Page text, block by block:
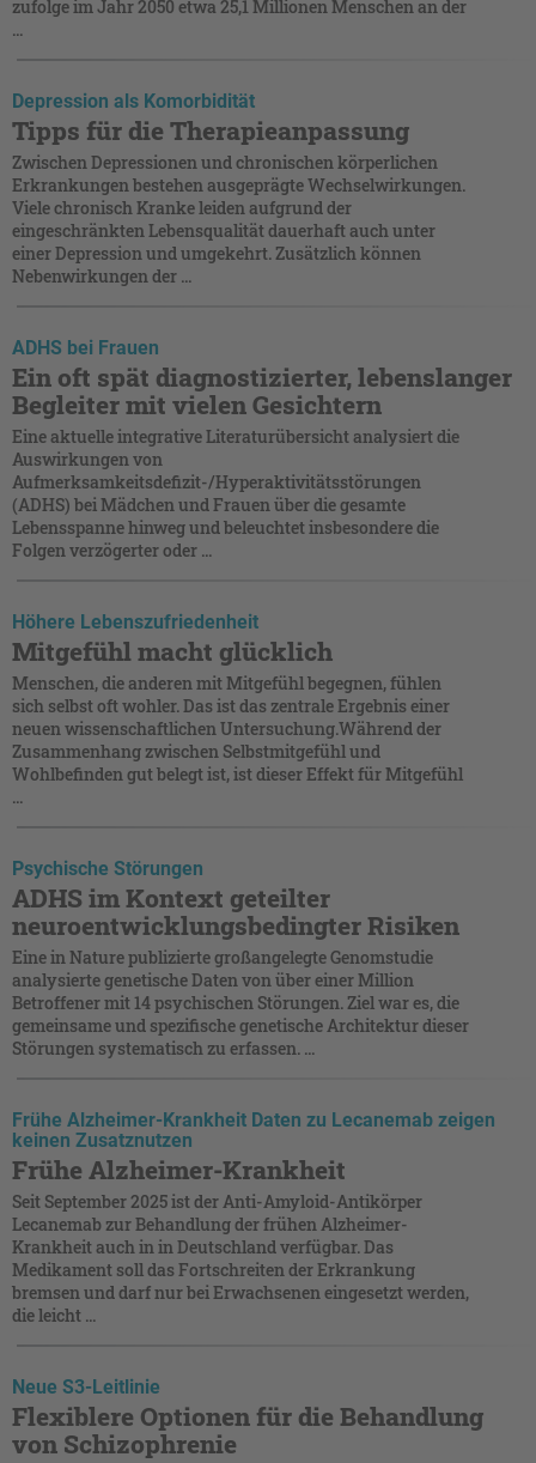
zufolge im Jahr 2050 etwa 25,1 Millionen Menschen an der
...
Depression als Komorbidität
Tipps für die Therapieanpassung
Zwischen Depressionen und chronischen körperlichen
Erkrankungen bestehen ausgeprägte Wechselwirkungen.
Viele chronisch Kranke leiden aufgrund der
eingeschränkten Lebensqualität dauerhaft auch unter
einer Depression und umgekehrt. Zusätzlich können
Nebenwirkungen der ...
ADHS bei Frauen
Ein oft spät diagnostizierter, lebenslanger
Begleiter mit vielen Gesichtern
Eine aktuelle integrative Literaturübersicht analysiert die
Auswirkungen von
Aufmerksamkeitsdefizit-/Hyperaktivitätsstörungen
(ADHS) bei Mädchen und Frauen über die gesamte
Lebensspanne hinweg und beleuchtet insbesondere die
Folgen verzögerter oder ...
Höhere Lebenszufriedenheit
Mitgefühl macht glücklich
Menschen, die anderen mit Mitgefühl begegnen, fühlen
sich selbst oft wohler. Das ist das zentrale Ergebnis einer
neuen wissenschaftlichen Untersuchung.Während der
Zusammenhang zwischen Selbstmitgefühl und
Wohlbefinden gut belegt ist, ist dieser Effekt für Mitgefühl
...
Psychische Störungen
ADHS im Kontext geteilter
neuroentwicklungsbedingter Risiken
Eine in Nature publizierte großangelegte Genomstudie
analysierte genetische Daten von über einer Million
Betroffener mit 14 psychischen Störungen. Ziel war es, die
gemeinsame und spezifische genetische Architektur dieser
Störungen systematisch zu erfassen. ...
Frühe Alzheimer-Krankheit Daten zu Lecanemab zeigen
keinen Zusatznutzen
Frühe Alzheimer-Krankheit
Seit September 2025 ist der Anti-Amyloid-Antikörper
Lecanemab zur Behandlung der frühen Alzheimer-
Krankheit auch in in Deutschland verfügbar. Das
Medikament soll das Fortschreiten der Erkrankung
bremsen und darf nur bei Erwachsenen eingesetzt werden,
die leicht ...
Neue S3-Leitlinie
Flexiblere Optionen für die Behandlung
von Schizophrenie